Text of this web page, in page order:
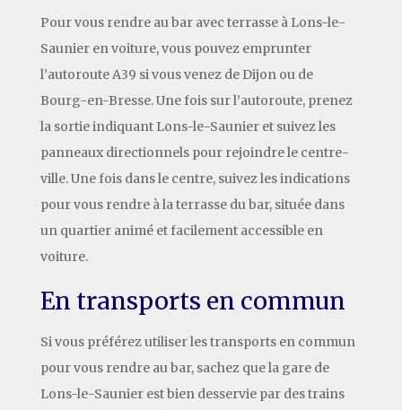
Pour vous rendre au bar avec terrasse à Lons-le-
Saunier en voiture, vous pouvez emprunter
l’autoroute A39 si vous venez de Dijon ou de
Bourg-en-Bresse. Une fois sur l’autoroute, prenez
la sortie indiquant Lons-le-Saunier et suivez les
panneaux directionnels pour rejoindre le centre-
ville. Une fois dans le centre, suivez les indications
pour vous rendre à la terrasse du bar, située dans
un quartier animé et facilement accessible en
voiture.
En transports en commun
Si vous préférez utiliser les transports en commun
pour vous rendre au bar, sachez que la gare de
Lons-le-Saunier est bien desservie par des trains